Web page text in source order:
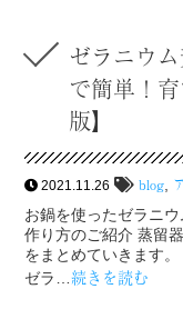
ゼラニウ
で簡単！
版】
2021.11.26 blog
お鍋を使ったゼラニ
作り方のご紹介 蒸留
をまとめていきます
ゼラ…続きを読む